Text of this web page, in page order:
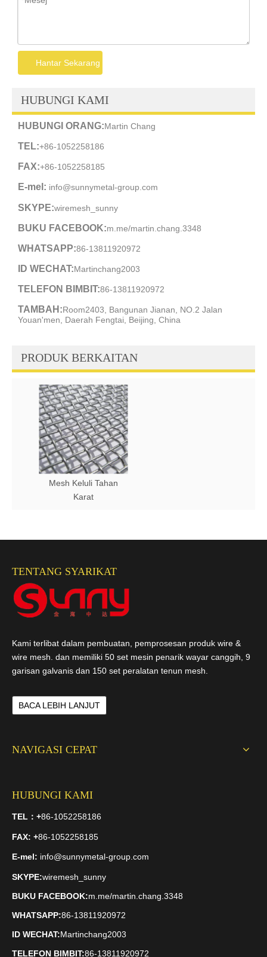
Hantar Sekarang
HUBUNGI KAMI
HUBUNGI ORANG:Martin Chang
TEL:+86-1052258186
FAX:+86-1052258185
E-mel: info@sunnymetal-group.com
SKYPE:wiremesh_sunny
BUKU FACEBOOK:m.me/martin.chang.3348
WHATSAPP:86-13811920972
ID WECHAT:Martinchang2003
TELEFON BIMBIT:86-13811920972
TAMBAH:Room2403, Bangunan Jianan, NO.2 Jalan
Youan'men, Daerah Fengtai, Beijing, China
PRODUK BERKAITAN
Mesh Keluli Tahan
Karat
TENTANG SYARIKAT
Kami terlibat dalam pembuatan, pemprosesan produk wire &
wire mesh. dan memiliki 50 set mesin penarik wayar canggih, 9
garisan galvanis dan 150 set peralatan tenun mesh.
BACA LEBIH LANJUT
NAVIGASI CEPAT
HUBUNGI KAMI
TEL： +86-1052258186
FAX: +86-1052258185
E-mel: info@sunnymetal-group.com
SKYPE:wiremesh_sunny
BUKU FACEBOOK:m.me/martin.chang.3348
WHATSAPP:86-13811920972
ID WECHAT:Martinchang2003
TELEFON BIMBIT:86-13811920972